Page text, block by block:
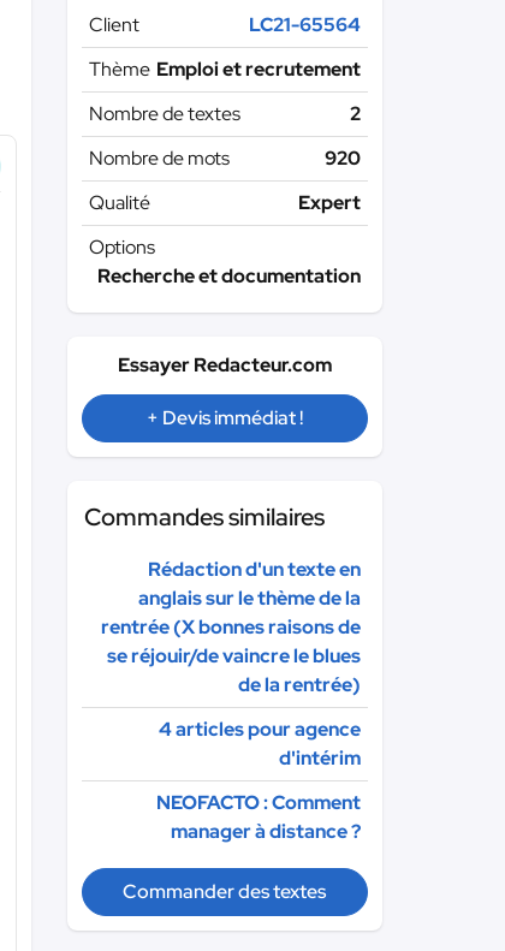
Client
LC21-65564
Thème Emploi et recrutement
Nombre de textes
2
Nombre de mots
920
Qualité
Expert
Options
Recherche et documentation
Essayer Redacteur.com
+ Devis immédiat !
Commandes similaires
Rédaction d'un texte en
anglais sur le thème de la
rentrée (X bonnes raisons de
se réjouir/de vaincre le blues
de la rentrée)
4 articles pour agence
d'intérim
NEOFACTO : Comment
manager à distance ?
Commander des textes